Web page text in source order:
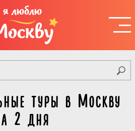
я люблю
туры в Москву
2 дня